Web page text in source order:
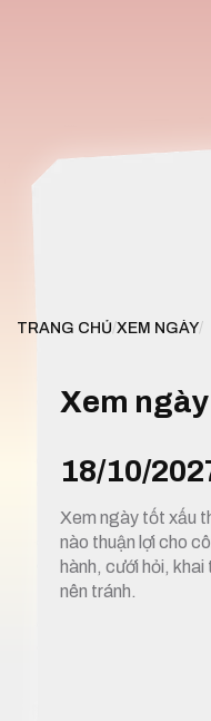
TRANG CHỦ/XEM NGÀY/
Xem
18/10/
Xem ngày tốt xấu
nào thuận lợi cho
hành, cưới hỏi,
nên tránh.